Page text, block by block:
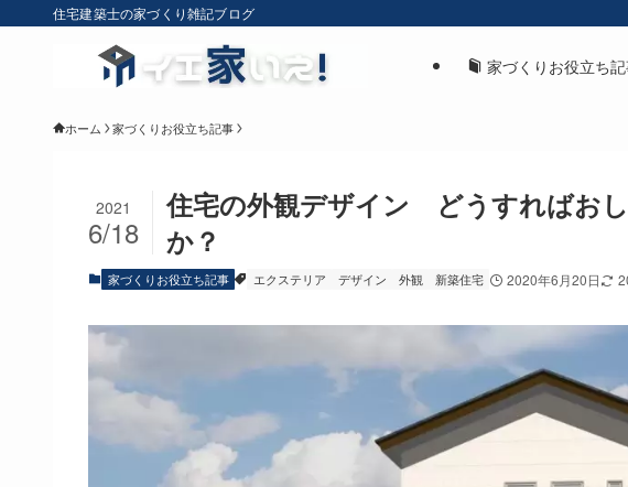
住宅建築士の家づくり雑記ブログ
家づくりお役立ち
ホーム 家づくりお役立ち記事
住宅の外観デザイン どうすればお
か？
2021
6/18
家づくりお役立ち記事 エクステリア デザイン 外観 新築住宅 2020年6月20日